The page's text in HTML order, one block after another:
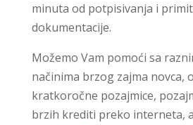
minuta od potpisivanja i
dokumentacije.
Možemo Vam pomoći sa
načinima brzog zajma novca,
kratkoročne pozajmice,
brzih krediti preko interneta,